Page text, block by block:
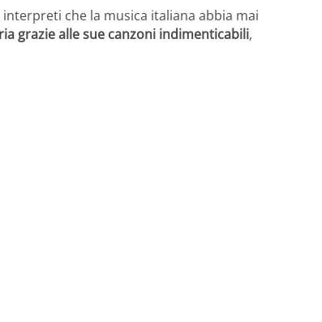
che la musica italiana abbia mai
grazie alle sue canzoni indimenticabili,